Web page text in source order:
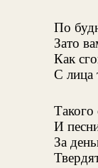
По
Зато
Как
С лица
Такого
И
За